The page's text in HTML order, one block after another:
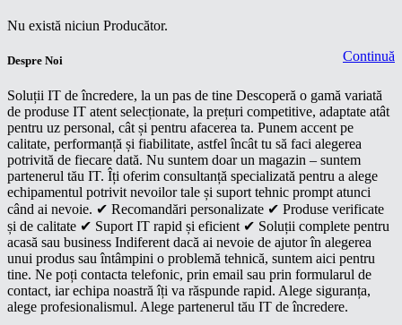
Nu există niciun Producător.
Continuă
Despre Noi
Soluții IT de încredere, la un pas de tine Descoperă o gamă variată
de produse IT atent selecționate, la prețuri competitive, adaptate atât
pentru uz personal, cât și pentru afacerea ta. Punem accent pe
calitate, performanță și fiabilitate, astfel încât tu să faci alegerea
potrivită de fiecare dată. Nu suntem doar un magazin – suntem
partenerul tău IT. Îți oferim consultanță specializată pentru a alege
echipamentul potrivit nevoilor tale și suport tehnic prompt atunci
când ai nevoie. ✔ Recomandări personalizate ✔ Produse verificate
și de calitate ✔ Suport IT rapid și eficient ✔ Soluții complete pentru
acasă sau business Indiferent dacă ai nevoie de ajutor în alegerea
unui produs sau întâmpini o problemă tehnică, suntem aici pentru
tine. Ne poți contacta telefonic, prin email sau prin formularul de
contact, iar echipa noastră îți va răspunde rapid. Alege siguranța,
alege profesionalismul. Alege partenerul tău IT de încredere.